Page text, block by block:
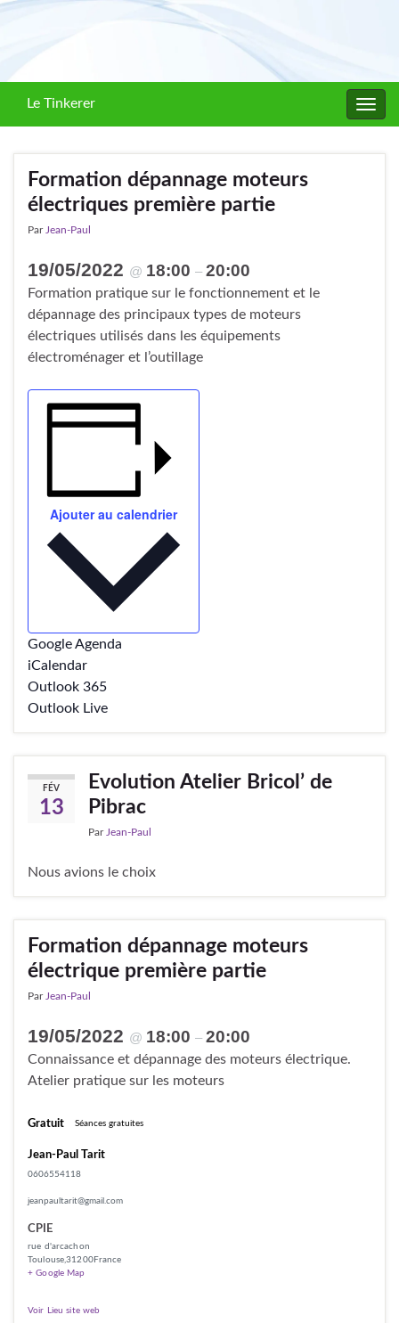
Le Tinkerer
Formation dépannage moteurs
électriques première partie
Par Jean-Paul
19/05/2022 @ 18:00 – 20:00
Formation pratique sur le fonctionnement et le
dépannage des principaux types de moteurs
électriques utilisés dans les équipements
électroménager et l’outillage
Ajouter au calendrier
Google Agenda
iCalendar
Outlook 365
Outlook Live
FÉV
13
Evolution Atelier Bricol’ de
Pibrac
Par Jean-Paul
Nous avions le choix
Formation dépannage moteurs
électrique première partie
Par Jean-Paul
19/05/2022 @ 18:00 – 20:00
Connaissance et dépannage des moteurs électrique.
Atelier pratique sur les moteurs
Gratuit Séances gratuites
Jean-Paul Tarit
0606554118
jeanpaultarit@gmail.com
CPIE
rue d'arcachon
Toulouse,31200France
+ Google Map
Voir Lieu site web